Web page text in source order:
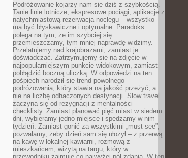
Podróżowanie kojarzy nam się dziś z szybkością.
Tanie linie lotnicze, ekspresowe pociągi, aplikacje z
natychmiastową rezerwacją noclegu – wszystko
ma być błyskawiczne i optymalne. Paradoks
polega na tym, że im szybciej się
przemieszczamy, tym mniej naprawdę widzimy.
Przelatujemy nad krajobrazami, zamiast je
doświadczać. Zatrzymujemy się na zdjęcie w
najpopularniejszym punkcie widokowym, zamiast
pobłądzić boczną uliczką. W odpowiedzi na ten
pośpiech narodził się trend powolnego
podróżowania, który stawia na jakość przeżyć, a
nie na liczbę odhaczonych destynacji. Slow travel
zaczyna się od rezygnacji z mentalności
checklisty. Zamiast planować pięć miast w siedem
dni, wybieramy jedno miejsce i spędzamy w nim
tydzień. Zamiast gonić za wszystkimi „must see”,
pozwalamy, żeby dzień sam się ułożył – z przerwą
na kawę w lokalnej kawiarni, rozmową z
mieszkańcem, wizytą na targu, który w